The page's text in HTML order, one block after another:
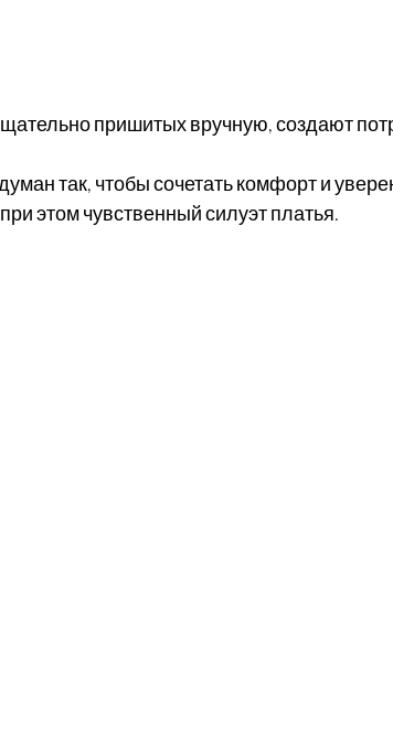
пришитых вручную, создают
так, чтобы сочетать комфорт и
этом чувственный силуэт платья.